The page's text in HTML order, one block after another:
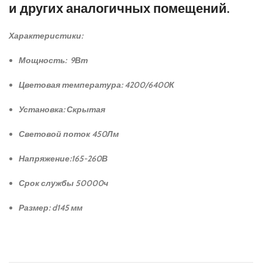
и других аналогичных помещений.
Характеристики:
Мощность: 9Вт
Цветовая температура: 4200/6400К
Установка: Скрытая
Световой поток 450Лм
Напряжение:165-260В
Срок службы 50000ч
Размер: d145 мм